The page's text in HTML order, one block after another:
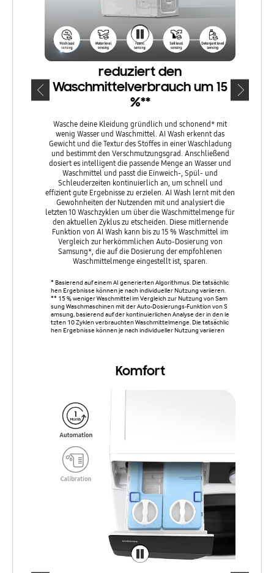
reduziert den
Waschmittelverbrauch um 15
%**
Wasche deine Kleidung gründlich und schonend* mit
wenig Wasser und Waschmittel. AI Wash erkennt das
Gewicht und die Textur des Stoffes in einer Waschladung
und bestimmt den Verschmutzungsgrad. Anschließend
dosiert es intelligent die passende Menge an Wasser und
Waschmittel und passt die Einweich-, Spül- und
Schleuderzeiten kontinuierlich an, um schnell und
effizient gute Ergebnisse zu erzielen. AI Wash lernt mit den
Gewohnheiten der Nutzenden mit und analysiert die
letzten 10 Waschzyklen um über die Waschmittelmenge für
den aktuellen Zyklus zu etscheiden. Diese mitlernende
Funktion von AI Wash kann bis zu 15 % Waschmittel im
Vergleich zur herkömmlichen Auto-Dosierung von
Samsung*, die auf die Dosierung der empfohlenen
Waschmittelmenge eingestellt ist, sparen.
* Basierend auf einem AI generierten Algorithmus. Die tatsächlic
hen Ergebnisse können je nach individueller Nutzung variieren.
** 15 % weniger Waschmittel im Vergleich zur Nutzung von Sam
sung Waschmaschinen mit der Auto-Dosierungs-Funktion von S
amsung, basierend auf der kontinuierlichen Analyse der in den le
tzten 10 Zyklen verbrauchten Waschmittelmenge. Die tatsächlic
hen Ergebnisse können je nach individueller Nutzung variieren
Komfort